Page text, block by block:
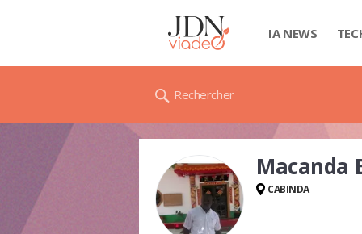
IA NEWS
Rechercher
Macanda
CABINDA